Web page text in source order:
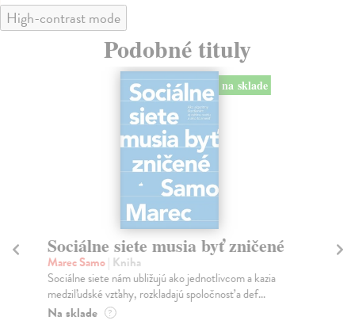
High-contrast mode
Podobné tituly
na sklade
Sociálne siete musia byť zničené
Marec Samo| Kniha
Sociálne siete nám ubližujú ako jednotlivcom a kazia
medziľudské vzťahy, rozkladajú spoločnosť a def...
Na sklade ?